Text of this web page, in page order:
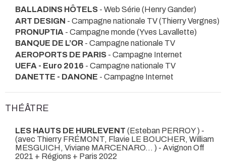
BALLADINS HÔTELS - Web Série (Henry Gander)
ART DESIGN - Campagne nationale TV (Thierry Vergnes)
PRONUPTIA - Campagne monde (Yves Lavallette)
BANQUE DE L’OR - Campagne nationale TV
AEROPORTS DE PARIS - Campagne Internet
UEFA - Euro 2016 - Campagne nationale TV
DANETTE - DANONE - Campagne Internet
THÉÂTRE
LES HAUTS DE HURLEVENT (Esteban PERROY ) -
(avec Thierry FRÉMONT, Flavie LE BOUCHER, William
MESGUICH, Viviane MARCENARO… ) - Avignon Off
2021 + Régions + Paris 2022